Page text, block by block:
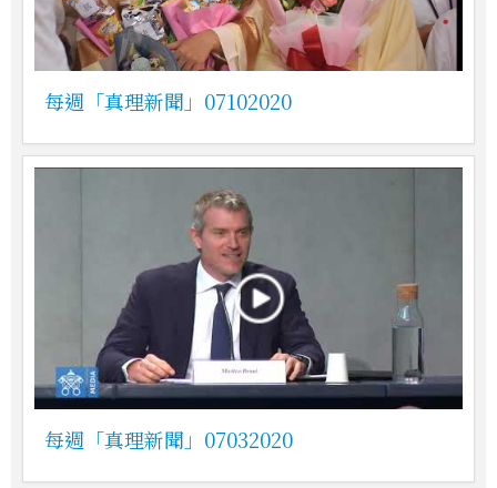
每週「真理新聞」07102020
每週「真理新聞」07032020